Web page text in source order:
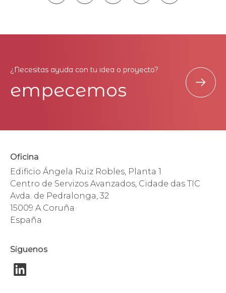
¿Necesitas ayuda con tu idea o proyecto?
empecemos
Oficina
Edificio Ángela Ruiz Robles, Planta 1
Centro de Servizos Avanzados, Cidade das TIC
Avda. de Pedralonga, 32
15009 A Coruña
España
Síguenos